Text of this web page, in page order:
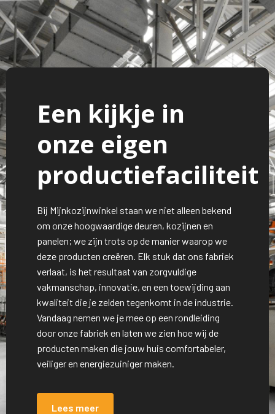
Een kijkje in
onze eigen
productiefaciliteit
Bij Mijnkozijnwinkel staan we niet alleen bekend
om onze hoogwaardige deuren, kozijnen en
panelen; we zijn trots op de manier waarop we
deze producten creëren. Elk stuk dat ons fabriek
verlaat, is het resultaat van zorgvuldige
vakmanschap, innovatie, en een toewijding aan
kwaliteit die je zelden tegenkomt in de industrie.
Vandaag nemen we je mee op een rondleiding
door onze fabriek en laten we zien hoe wij de
producten maken die jouw huis comfortabeler,
veiliger en energiezuiniger maken.
Lees meer